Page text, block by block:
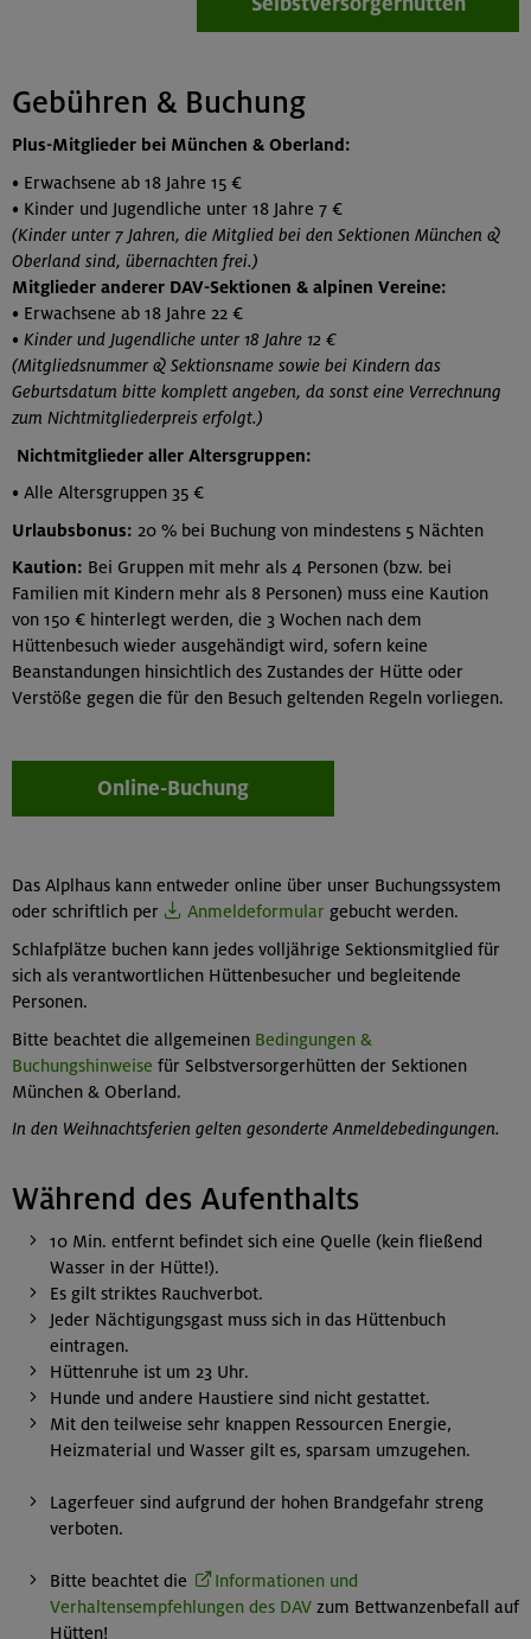
Gebühren & Buchung
Plus-Mitglieder bei München & Oberland:
• Erwachsene ab 18 Jahre 15 €
• Kinder und Jugendliche unter 18 Jahre 7 €
(Kinder unter 7 Jahren, die Mitglied bei den Sektionen München &
Oberland sind, übernachten frei.)
Mitglieder anderer DAV-Sektionen & alpinen Vereine:
• Erwachsene ab 18 Jahre 22 €
• Kinder und Jugendliche unter 18 Jahre 12 €
(Mitgliedsnummer & Sektionsname sowie bei Kindern das
Geburtsdatum bitte komplett angeben, da sonst eine Verrechnung
zum Nichtmitgliederpreis erfolgt.)
Nichtmitglieder aller Altersgruppen:
• Alle Altersgruppen 35 €
Urlaubsbonus: 20 % bei Buchung von mindestens 5 Nächten
Kaution: Bei Gruppen mit mehr als 4 Personen (bzw. bei
Familien mit Kindern mehr als 8 Personen) muss eine Kaution
von 150 € hinterlegt werden, die 3 Wochen nach dem
Hüttenbesuch wieder ausgehändigt wird, sofern keine
Beanstandungen hinsichtlich des Zustandes der Hütte oder
Verstöße gegen die für den Besuch geltenden Regeln vorliegen.
Online-Buchung
Das Alplhaus kann entweder online über unser Buchungssystem
oder schriftlich per
Anmeldeformular gebucht werden.
Schlafplätze buchen kann jedes volljährige Sektionsmitglied für
sich als verantwortlichen Hüttenbesucher und begleitende
Personen.
Bitte beachtet die allgemeinen Bedingungen &
Buchungshinweise für Selbstversorgerhütten der Sektionen
München & Oberland.
In den Weihnachtsferien gelten gesonderte Anmeldebedingungen.
Während des Aufenthalts
10 Min. entfernt befindet sich eine Quelle (kein fließend
Wasser in der Hütte!).
Es gilt striktes Rauchverbot.
Jeder Nächtigungsgast muss sich in das Hüttenbuch
eintragen.
Hüttenruhe ist um 23 Uhr.
Hunde und andere Haustiere sind nicht gestattet.
Mit den teilweise sehr knappen Ressourcen Energie,
Heizmaterial und Wasser gilt es, sparsam umzugehen.
Lagerfeuer sind aufgrund der hohen Brandgefahr streng
verboten.
Bitte beachtet die
Informationen und
Verhaltensempfehlungen des DAV zum Bettwanzenbefall auf
Hütten!